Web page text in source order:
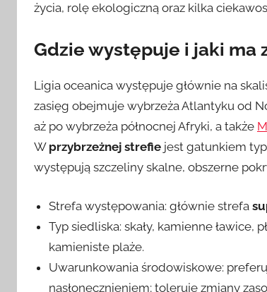
życia, rolę ekologiczną oraz kilka
Gdzie występuje i jaki ma
Ligia oceanica występuje głównie na
zasięg obejmuje wybrzeża Atlantyku od
aż po wybrzeża północnej Afryki, a także
W przybrzeżnej strefie jest gatunkiem
występują szczeliny skalne, obszerne
Strefa występowania: głównie strefa
Typ siedliska: skały, kamienne ławice,
kamieniste plaże.
Uwarunkowania środowiskowe:
nasłonecznieniem; toleruje zmiany